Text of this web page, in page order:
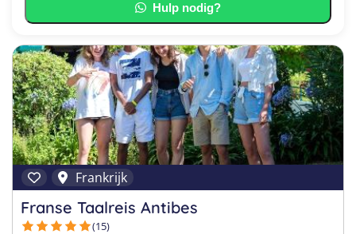
Hulp nodig?
Frankrijk
Franse Taalreis Antibes
(15)